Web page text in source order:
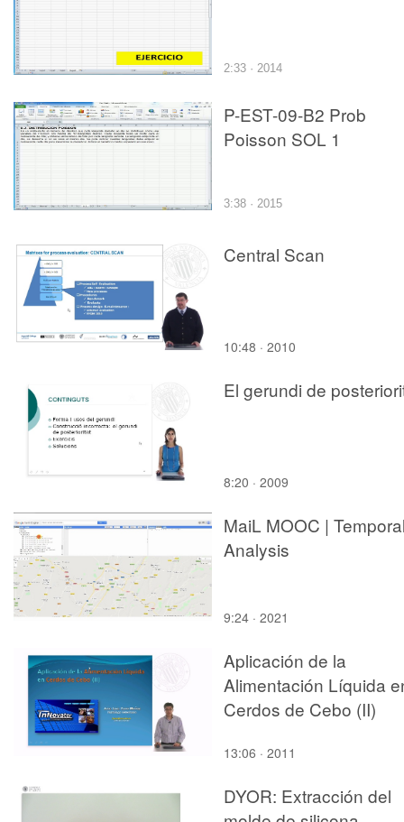
2:33 · 2014
P-EST-09-B2 Prob
Poisson SOL 1
3:38 · 2015
Central Scan
10:48 · 2010
El gerundi de
8:20 · 2009
MaiL MOOC |
Analysis
9:24 · 2021
Aplicación de la
Alimentación Líquida
Cerdos de Cebo (II)
13:06 · 2011
DYOR: Extracción del